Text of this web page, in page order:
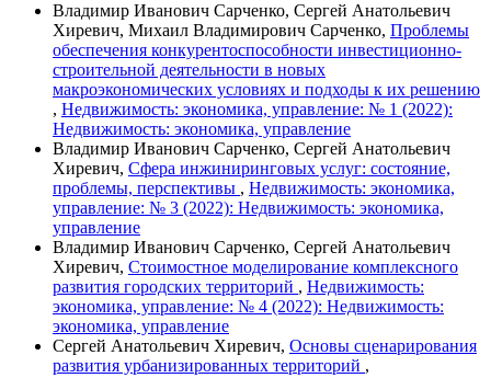
Владимир Иванович Сарченко, Сергей Анатольевич
Хиревич, Михаил Владимирович Сарченко, Проблемы
обеспечения конкурентоспособности инвестиционно-
строительной деятельности в новых
макроэкономических условиях и подходы к их решению
, Недвижимость: экономика, управление: № 1 (2022):
Недвижимость: экономика, управление
Владимир Иванович Сарченко, Сергей Анатольевич
Хиревич, Сфера инжиниринговых услуг: состояние,
проблемы, перспективы , Недвижимость: экономика,
управление: № 3 (2022): Недвижимость: экономика,
управление
Владимир Иванович Сарченко, Сергей Анатольевич
Хиревич, Стоимостное моделирование комплексного
развития городских территорий , Недвижимость:
экономика, управление: № 4 (2022): Недвижимость:
экономика, управление
Сергей Анатольевич Хиревич, Основы сценарирования
развития урбанизированных территорий ,